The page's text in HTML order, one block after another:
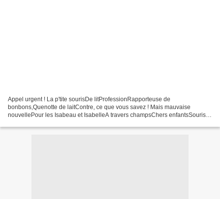
Appel urgent ! La p'tite sourisDe litProfessionRapporteuse de
bonbons,Quenotte de laitContre, ce que vous savez ! Mais mauvaise
nouvellePour les Isabeau et IsabelleA travers champsChers enfantsSouris